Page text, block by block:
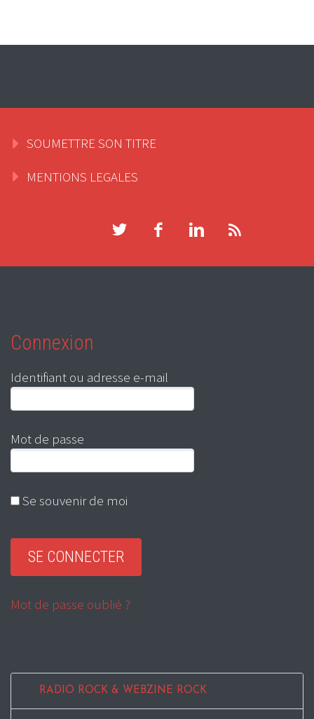
SOUMETTRE SON TITRE
MENTIONS LEGALES
Connexion
Identifiant ou adresse e-mail
Mot de passe
Se souvenir de moi
Mot de passe oublié ?
RADIO ROCK & WEBZINE ROCK